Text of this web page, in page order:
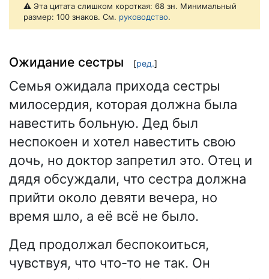
⚠️ Эта цитата слишком короткая: 68 зн. Минимальный
размер: 100 знаков. См. руководство.
Ожидание сестры [ред.]
Семья ожидала прихода сестры
милосердия, которая должна была
навестить больную. Дед был
неспокоен и хотел навестить свою
дочь, но доктор запретил это. Отец и
дядя обсуждали, что сестра должна
прийти около девяти вечера, но
время шло, а её всё не было.
Дед продолжал беспокоиться,
чувствуя, что что-то не так. Он